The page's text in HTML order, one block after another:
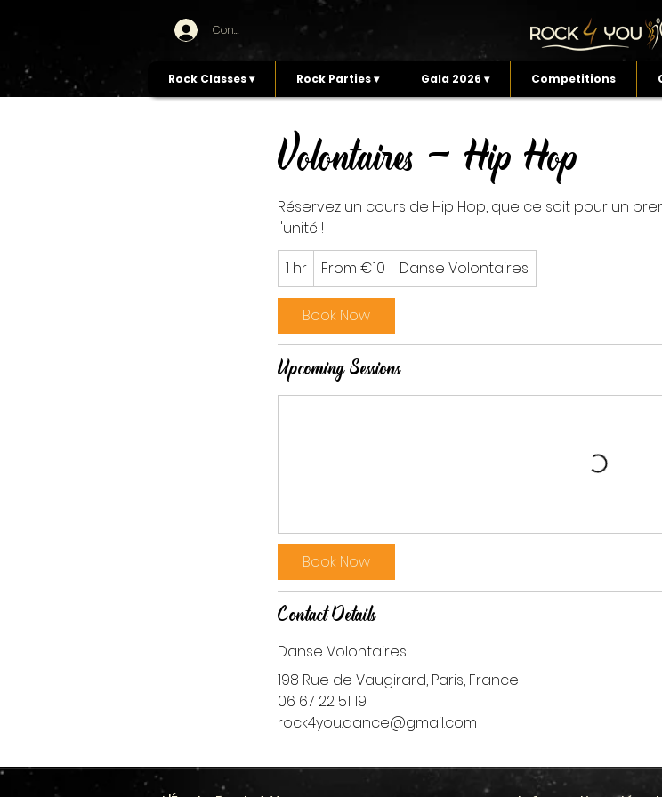
Connexion
Rock Classes ▾ Rock Parties ▾ Gala 2026 ▾ Competitions
Volontaires - Hip Hop
Réservez un cours de Hip Hop, que ce soit pour un
l'unité !
1 hr
h
10
euros
From €10 Danse Volontaires
Book Now
Upcoming Sessions
Book Now
Contact Details
Danse Volontaires
198 Rue de Vaugirard, Paris, France
06 67 22 51 19
rock4you.dance@gmail.com